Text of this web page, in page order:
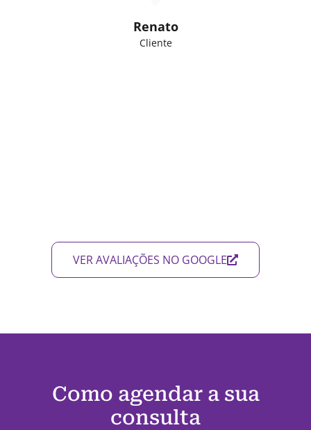
Renato
Cliente
VER AVALIAÇÕES NO GOOGLE
Como agendar a sua
consulta